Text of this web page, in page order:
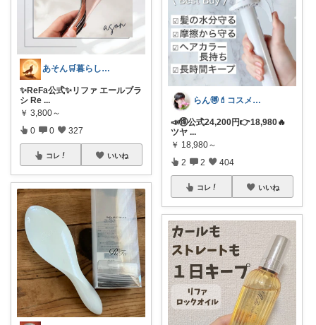
あそん🛒暮らしに彩りを✨️
✨ReFa公式✨リファ エールブラ
シ Re ...
￥ 3,800～
0 0 327
コレ いいね
らん🉐💄コスメ&ファッション👗✨
📣🉐公式24,200円👉18,980🔥
ツヤ ...
￥ 18,980～
2 2 404
コレ いいね